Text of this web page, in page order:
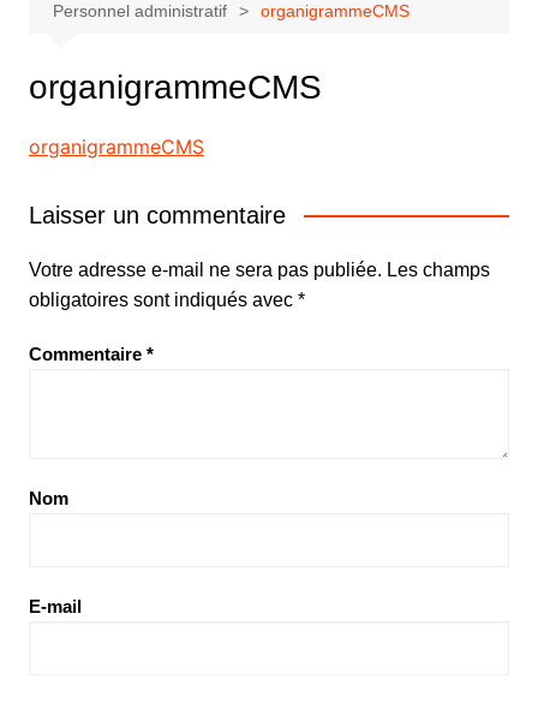
Personnel administratif
organigrammeCMS
organigrammeCMS
organigrammeCMS
Laisser un commentaire
Votre adresse e-mail ne sera pas publiée. Les champs
obligatoires sont indiqués avec *
Commentaire *
Nom
E-mail